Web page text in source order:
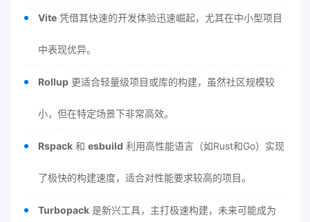
Vite 凭借其快速的开发体验迅速崛起，尤其在中小型项目
中表现优异。
Rollup 更适合轻量级项目或库的构建，虽然社区规模较
小，但在特定场景下非常高效。
Rspack 和 esbuild 利用高性能语言（如Rust和Go）实现
了极快的构建速度，适合对性能要求较高的项目。
Turbopack 是新兴工具，主打极速构建，未来可能成为